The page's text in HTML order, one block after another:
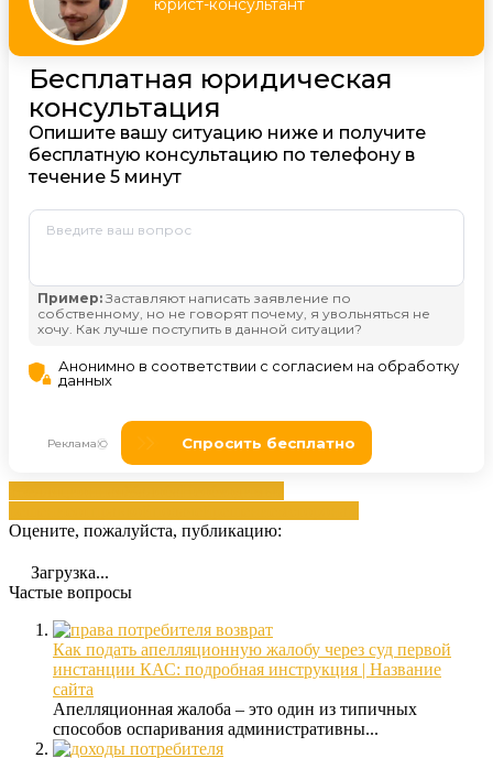
Оцените, пожалуйста, публикацию:
Загрузка...
Частые вопросы
Как подать апелляционную жалобу через суд первой
инстанции КАС: подробная инструкция | Название
сайта
Апелляционная жалоба – это один из типичных
способов оспаривания административны...